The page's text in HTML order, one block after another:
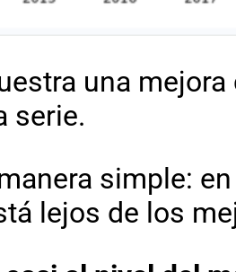
una
serie.
simple:
lejos de los